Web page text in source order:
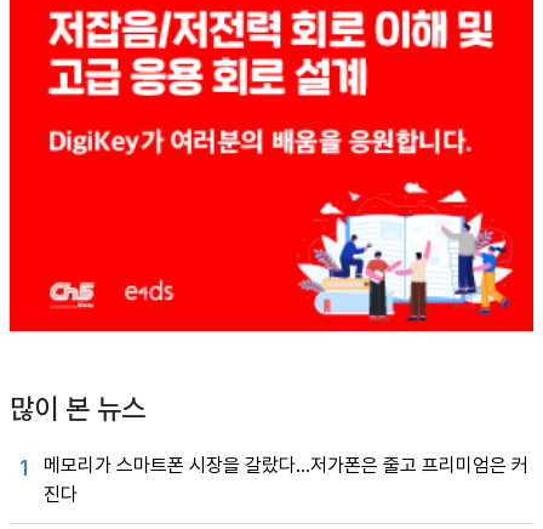
많이 본 뉴스
1
메모리가 스마트폰 시장을 갈랐다…저가폰은 줄고 프리미엄은 커
진다